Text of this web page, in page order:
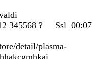
345568 ? Ssl 00:07
detail/plasma-